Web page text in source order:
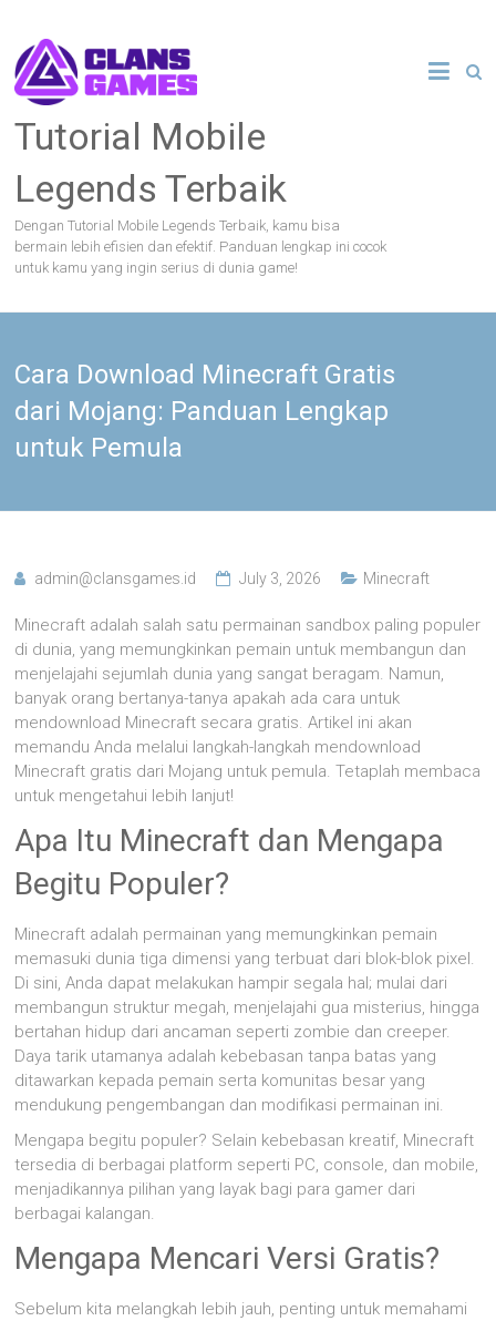
content
Tutorial Mobile
Legends Terbaik
Dengan Tutorial Mobile Legends Terbaik, kamu bisa
bermain lebih efisien dan efektif. Panduan lengkap ini cocok
untuk kamu yang ingin serius di dunia game!
Cara Download Minecraft Gratis
dari Mojang: Panduan Lengkap
untuk Pemula
admin@clansgames.id July 3, 2026 Minecraft
Minecraft adalah salah satu permainan sandbox paling populer
di dunia, yang memungkinkan pemain untuk membangun dan
menjelajahi sejumlah dunia yang sangat beragam. Namun,
banyak orang bertanya-tanya apakah ada cara untuk
mendownload Minecraft secara gratis. Artikel ini akan
memandu Anda melalui langkah-langkah mendownload
Minecraft gratis dari Mojang untuk pemula. Tetaplah membaca
untuk mengetahui lebih lanjut!
Apa Itu Minecraft dan Mengapa
Begitu Populer?
Minecraft adalah permainan yang memungkinkan pemain
memasuki dunia tiga dimensi yang terbuat dari blok-blok pixel.
Di sini, Anda dapat melakukan hampir segala hal; mulai dari
membangun struktur megah, menjelajahi gua misterius, hingga
bertahan hidup dari ancaman seperti zombie dan creeper.
Daya tarik utamanya adalah kebebasan tanpa batas yang
ditawarkan kepada pemain serta komunitas besar yang
mendukung pengembangan dan modifikasi permainan ini.
Mengapa begitu populer? Selain kebebasan kreatif, Minecraft
tersedia di berbagai platform seperti PC, console, dan mobile,
menjadikannya pilihan yang layak bagi para gamer dari
berbagai kalangan.
Mengapa Mencari Versi Gratis?
Sebelum kita melangkah lebih jauh, penting untuk memahami